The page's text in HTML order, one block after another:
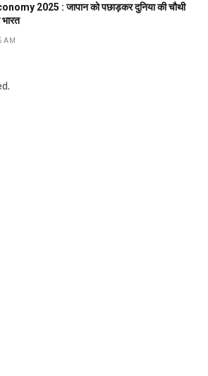
2025 : जापान को पछाड़कर दुनिया की चौथी
AM